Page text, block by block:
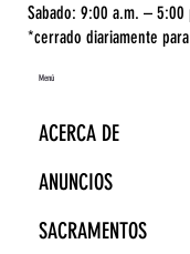
Menú
ACERCA DE
ANUNCIOS
SACRAMENTOS
Sabado: 9:00 a.m. – 5:00
*cerrado diariamente